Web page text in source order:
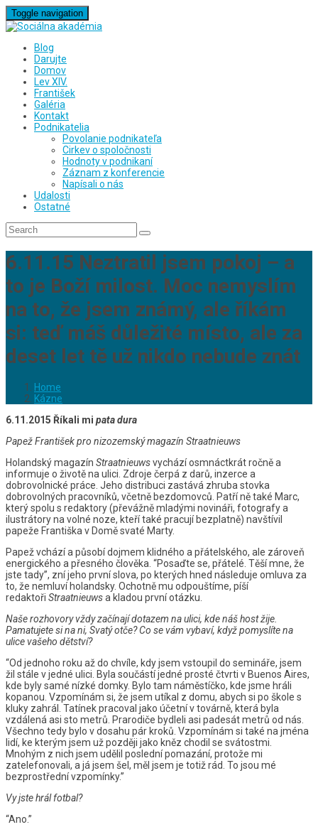
Toggle navigation
Blog
Darujte
Domov
Lev XIV.
František
Galéria
Kontakt
Podnikatelia
Povolanie podnikateľa
Cirkev o spoločnosti
Hodnoty v podnikaní
Záznam z konferencie
Napísali o nás
Udalosti
Ostatné
6.11.15 Neztratil jsem pokoj – a
to je Boží milost. Moc nemyslím
na to, že jsem známý, ale říkám
si: teď máš důležité místo, ale za
deset let tě už nikdo nebude znát
Home
Kázne
6.11.2015 Říkali mi pata dura
Papež František pro nizozemský magazín Straatnieuws
Holandský magazín Straatnieuwsvychází osmnáctkrát ročně a
informuje o životě na ulici. Zdroje čerpá z darů, inzerce a
dobrovolnické práce. Jeho distribuci zastává zhruba stovka
dobrovolných pracovníků, včetně bezdomovců. Patří ně také Marc,
který spolu s redaktory (převážně mladými novináři, fotografy a
ilustrátory na volné noze, kteří také pracují bezplatně) navštívil
papeže Františka v Domě svaté Marty.
Papež vchází a působí dojmem klidného a přátelského, ale zároveň
energického a přesného člověka. “Posaďte se, přátelé. Těší mne, že
jste tady”, zní jeho první slova, po kterých hned následuje omluva za
to, že nemluví holandsky. Ochotně mu odpouštíme, píší
redaktoři Straatnieuwsa kladou první otázku.
Naše rozhovory vždy začínají dotazem na ulici, kde náš host žije.
Pamatujete si na ni, Svatý otče? Co se vám vybaví, když pomyslíte na
ulice vašeho dětství?
“Od jednoho roku až do chvíle, kdy jsem vstoupil do semináře, jsem
žil stále v jedné ulici. Byla součástí jedné prosté čtvrti v Buenos Aires,
kde byly samé nízké domky. Bylo tam náměstíčko, kde jsme hráli
kopanou. Vzpomínám si, že jsem utíkal z domu, abych si po škole s
kluky zahrál. Tatínek pracoval jako účetní v továrně, která byla
vzdálená asi sto metrů. Prarodiče bydleli asi padesát metrů od nás.
Všechno tedy bylo v dosahu pár kroků. Vzpomínám si také na jména
lidí, ke kterým jsem už později jako kněz chodil se svátostmi.
Mnohým z nich jsem udělil poslední pomazání, protože mi
zatelefonovali, a já jsem šel, měl jsem je totiž rád. To jsou mé
bezprostřední vzpomínky.”
Vy jste hrál fotbal?
“Ano.”